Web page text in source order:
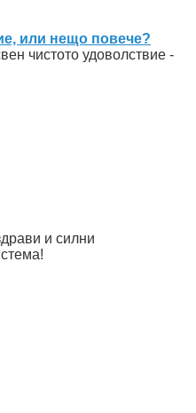
или нещо повече?
чистото удоволствие -
и силни